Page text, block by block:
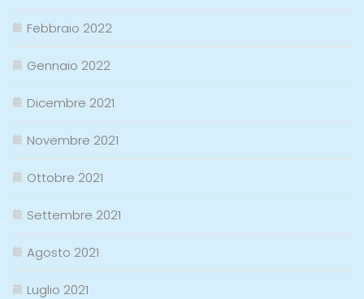
Febbraio 2022
Gennaio 2022
Dicembre 2021
Novembre 2021
Ottobre 2021
Settembre 2021
Agosto 2021
Luglio 2021